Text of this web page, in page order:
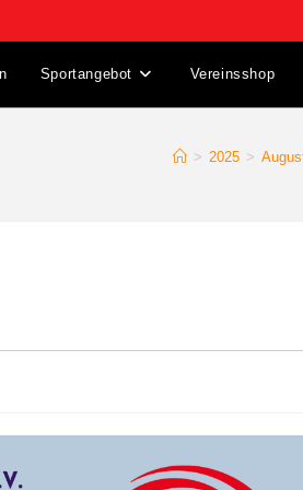
Sportangebot Vereinsshop
> 2025 >